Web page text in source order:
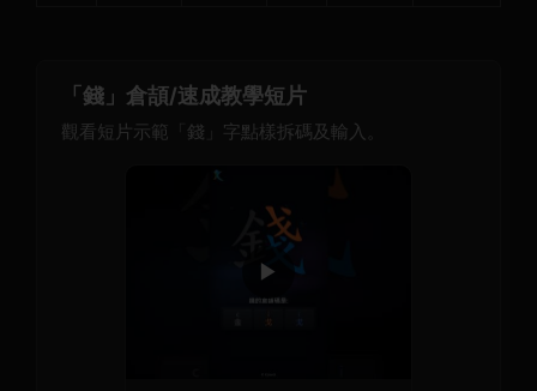
「錢」倉頡/速成教學短片
觀看短片示範「錢」字點樣拆碼及輸入。
▶